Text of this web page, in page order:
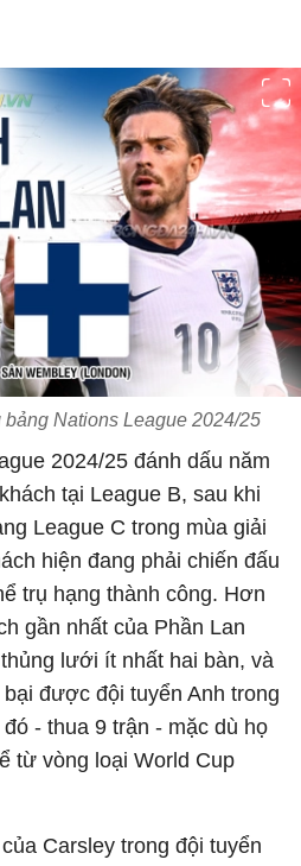
Nations League 2024/25
2024/25 đánh dấu năm
tại League B, sau khi
League C trong mùa giải
hiện đang phải chiến đấu
trụ hạng thành công. Hơn
gần nhất của Phần Lan
lưới ít nhất hai bàn, và
được đội tuyển Anh trong
- thua 9 trận - mặc dù họ
từ vòng loại World Cup
Carsley trong đội tuyển